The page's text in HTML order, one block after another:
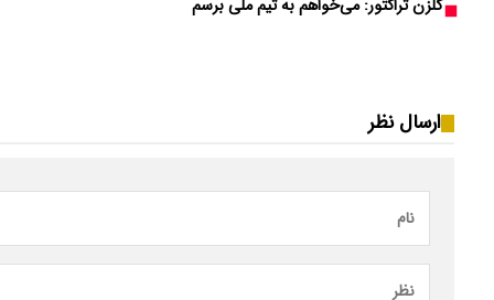
گلزن تراکتور: می‌خواهم به تیم ملی برسم
ارسال نظر